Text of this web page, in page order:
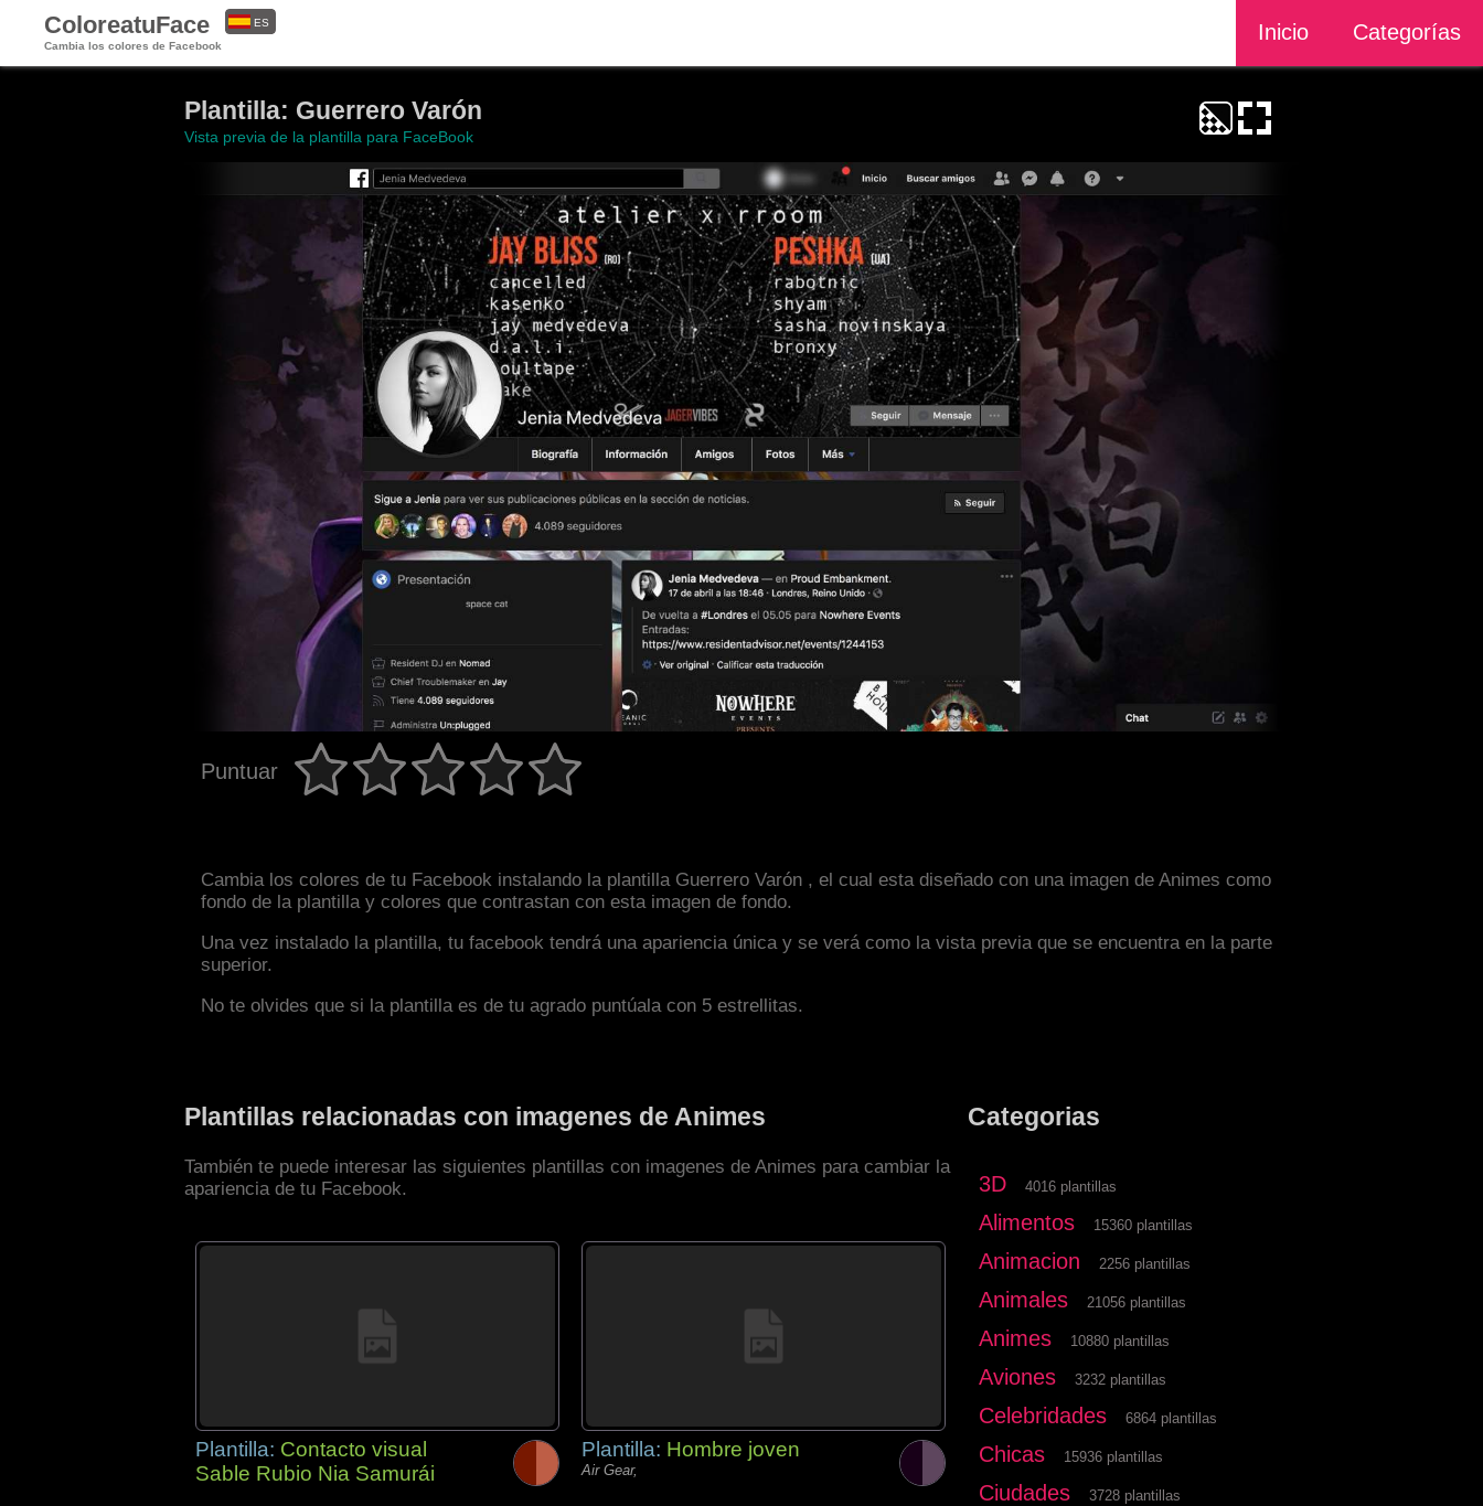
ColoreatuFace
Cambia los colores de Facebook
Inicio Categorías
ES
Plantilla: Guerrero Varón
Vista previa de la plantilla para FaceBook
Puntuar
Cambia los colores de tu Facebook instalando la plantilla Guerrero Varón , el cual esta diseñado con una imagen de Animes como
fondo de la plantilla y colores que contrastan con esta imagen de fondo.
Una vez instalado la plantilla, tu facebook tendrá una apariencia única y se verá como la vista previa que se encuentra en la parte
superior.
No te olvides que si la plantilla es de tu agrado puntúala con 5 estrellitas.
Plantillas relacionadas con imagenes de Animes
También te puede interesar las siguientes plantillas con imagenes de Animes para cambiar la
apariencia de tu Facebook.
Plantilla: Contacto visual
Sable Rubio Nia Samurái
Plantilla: Hombre joven
Air Gear,
Categorias
3D 4016 plantillas
Alimentos 15360 plantillas
Animacion 2256 plantillas
Animales 21056 plantillas
Animes 10880 plantillas
Aviones 3232 plantillas
Celebridades 6864 plantillas
Chicas 15936 plantillas
Ciudades 3728 plantillas